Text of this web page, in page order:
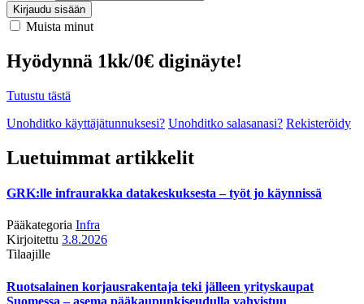
Kirjaudu sisään
Muista minut
Hyödynnä 1kk/0€ diginäyte!
Tutustu tästä
Unohditko käyttäjätunnuksesi? Unohditko salasanasi? Rekisteröidy
Luetuimmat artikkelit
GRK:lle infraurakka datakeskuksesta – työt jo käynnissä
Pääkategoria Infra
Kirjoitettu 3.8.2026
Tilaajille
Ruotsalainen korjausrakentaja teki jälleen yrityskaupat
Suomessa – asema pääkaupunkiseudulla vahvistuu